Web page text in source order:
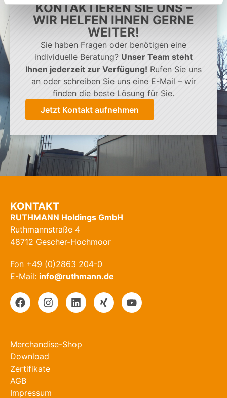
KONTAKTIEREN SIE UNS –
WIR HELFEN IHNEN GERNE
WEITER!
Sie haben Fragen oder benötigen eine
individuelle Beratung? Unser Team steht
Ihnen jederzeit zur Verfügung! Rufen Sie uns
an oder schreiben Sie uns eine E-Mail – wir
finden die beste Lösung für Sie.
Jetzt Kontakt aufnehmen
KONTAKT
RUTHMANN Holdings GmbH
Ruthmannstraße 4
48712 Gescher-Hochmoor
Fon +49 (0)2863 204-0
E-Mail: info@ruthmann.de
Merchandise-Shop
Download
Zertifikate
AGB
Impressum